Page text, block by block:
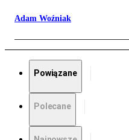
Adam Woźniak
Powiązane
Polecane